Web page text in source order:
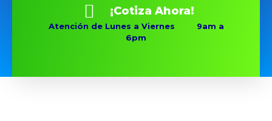
¡Cotiza Ahora!
Atención de Lunes a Viernes 9am a
6pm